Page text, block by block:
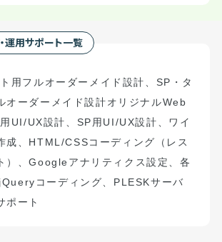
運用サポート一覧
用フルオーダーメイド設計、 SP ・タ
オーダーメイド設計オリジナルWeb
用 UI/UX設計、 SP用 UI/UX設計、ワイ
成、 HTML/CSSコーディング（ レス
、Googleアナリティクス設定、各
jQuery コーディング、 PLESKサーバ
ポート